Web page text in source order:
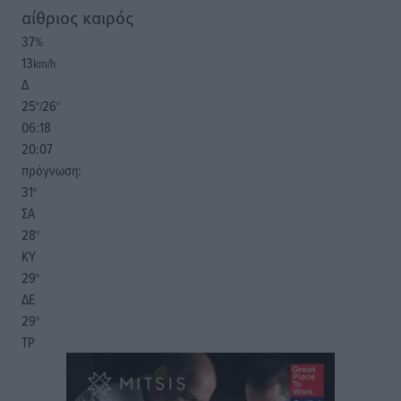
αίθριος καιρός
37%
13km/h
Δ
25°/26°
06:18
20:07
πρόγνωση:
31°
ΣΑ
28°
ΚΥ
29°
ΔΕ
29°
ΤΡ